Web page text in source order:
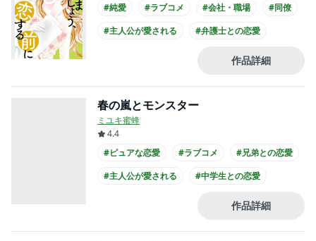
#純愛
#ラブコメ #会社・職場
#同僚
#主人公が愛される
#弁護士との恋愛
#主人公が会社員 #スーツ
作品詳細
春の嵐とモンスター
ミユキ蜜蜂
4.4
#ピュアな恋愛
#ラブコメ
#兄弟との恋愛
#主人公が愛される
#中学生との恋愛
#主人公が10代女性
作品詳細